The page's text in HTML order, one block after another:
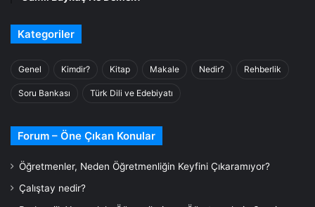
Kategoriler
Genel Kimdir? Kitap Makale Nedir? Rehberlik
Soru Bankası Türk Dili ve Edebiyatı
Forum – Öne Çıkan Konular
Öğretmenler, Neden Öğretmenliğin Keyfini Çıkaramıyor?
Çalıştay nedir?